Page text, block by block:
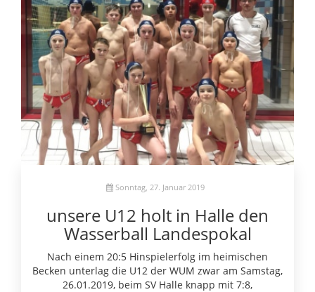
Sonntag, 27. Januar 2019
unsere U12 holt in Halle den
Wasserball Landespokal
Nach einem 20:5 Hinspielerfolg im heimischen
Becken unterlag die U12 der WUM zwar am Samstag,
26.01.2019, beim SV Halle knapp mit 7:8,